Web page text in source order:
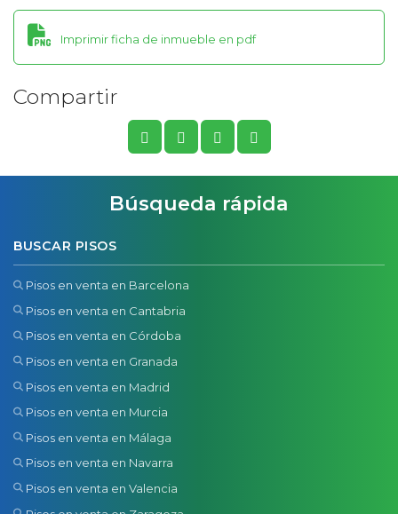
Imprimir ficha de inmueble en pdf
Compartir
Búsqueda rápida
BUSCAR PISOS
Pisos en venta en Barcelona
Pisos en venta en Cantabria
Pisos en venta en Córdoba
Pisos en venta en Granada
Pisos en venta en Madrid
Pisos en venta en Murcia
Pisos en venta en Málaga
Pisos en venta en Navarra
Pisos en venta en Valencia